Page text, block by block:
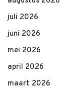
juli 2026
juni 2026
mei 2026
april 2026
maart 2026